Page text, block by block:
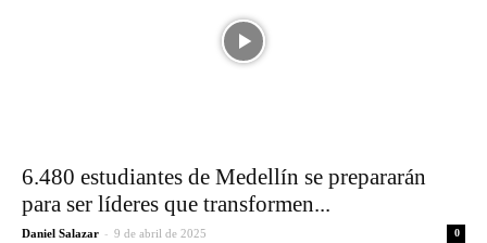
6.480 estudiantes de Medellín se prepararán
para ser líderes que transformen...
Daniel Salazar - 9 de abril de 2025 0